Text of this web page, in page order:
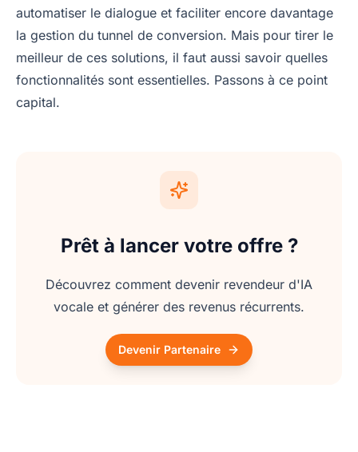
automatiser le dialogue et faciliter encore davantage
la gestion du tunnel de conversion. Mais pour tirer le
meilleur de ces solutions, il faut aussi savoir quelles
fonctionnalités sont essentielles. Passons à ce point
capital.
Prêt à lancer votre offre ?
Découvrez comment devenir revendeur d'IA
vocale et générer des revenus récurrents.
Devenir Partenaire